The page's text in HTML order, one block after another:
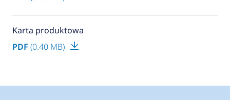
Karta produktowa
PDF (0.40 MB)